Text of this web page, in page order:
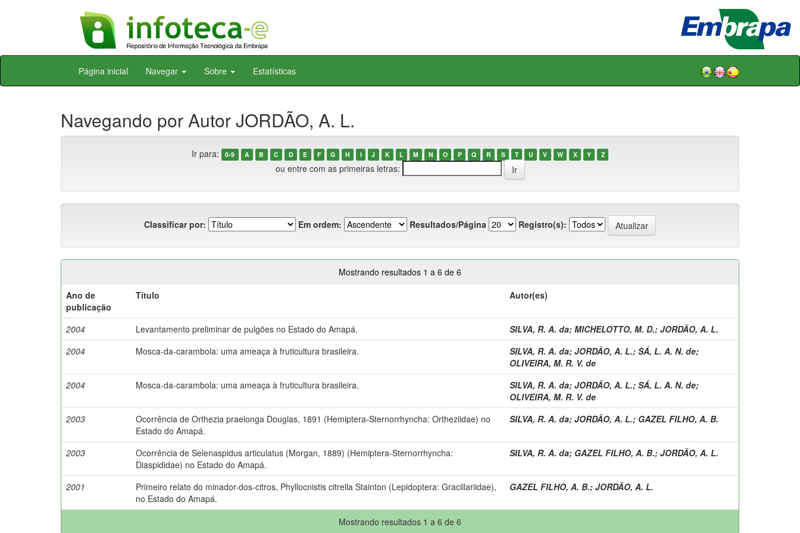
Skip
Página inicial Navegar Sobre Estatísticas
Navegando por Autor JORDÃO, A. L.
Ir para: 0-9 A B C D E F G H I J K L M N O P Q R S T U V W X Y Z
ou entre com as primeiras letras:
Classificar por: Em ordem: Resultados/Página Registro(s):
Mostrando resultados 1 a 6 de 6
Ano de
publicação
Título Autor(es)
2004 Levantamento preliminar de pulgões no Estado do Amapá. SILVA, R. A. da; MICHELOTTO, M. D.; JORDÃO, A. L.
2004
Mosca-da-carambola: uma ameaça à fruticultura brasileira. SILVA, R. A. da; JORDÃO, A. L.; SÁ, L. A. N. de;
OLIVEIRA, M. R. V. de
2004
Mosca-da-carambola: uma ameaça à fruticultura brasileira. SILVA, R. A. da; JORDÃO, A. L.; SÁ, L. A. N. de;
OLIVEIRA, M. R. V. de
2003
Ocorrência de Orthezia praelonga Douglas, 1891 (Hemiptera-Sternorrhyncha: Ortheziidae) no
Estado do Amapá.
SILVA, R. A. da; JORDÃO, A. L.; GAZEL FILHO, A. B.
2003
Ocorrência de Selenaspidus articulatus (Morgan, 1889) (Hemiptera-Sternorrhyncha:
Diaspididae) no Estado do Amapá.
SILVA, R. A. da; GAZEL FILHO, A. B.; JORDÃO, A. L.
2001
Primeiro relato do minador-dos-citros, Phyllocnistis citrella Stainton (Lepidoptera: Gracillariidae),
no Estado do Amapá.
GAZEL FILHO, A. B.; JORDÃO, A. L.
Mostrando resultados 1 a 6 de 6